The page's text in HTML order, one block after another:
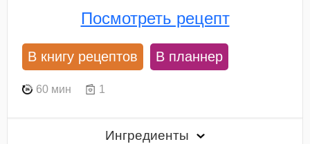
Посмотреть рецепт
В книгу рецептов В планнер
60 мин 1
Ингредиенты